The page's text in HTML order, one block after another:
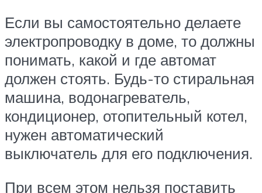
Если вы самостоятельно делаете
электропроводку в доме, то должны
понимать, какой и где автомат
должен стоять. Будь-то стиральная
машина, водонагреватель,
кондиционер, отопительный котел,
нужен автоматический
выключатель для его подключения.
При всем этом нельзя поставить